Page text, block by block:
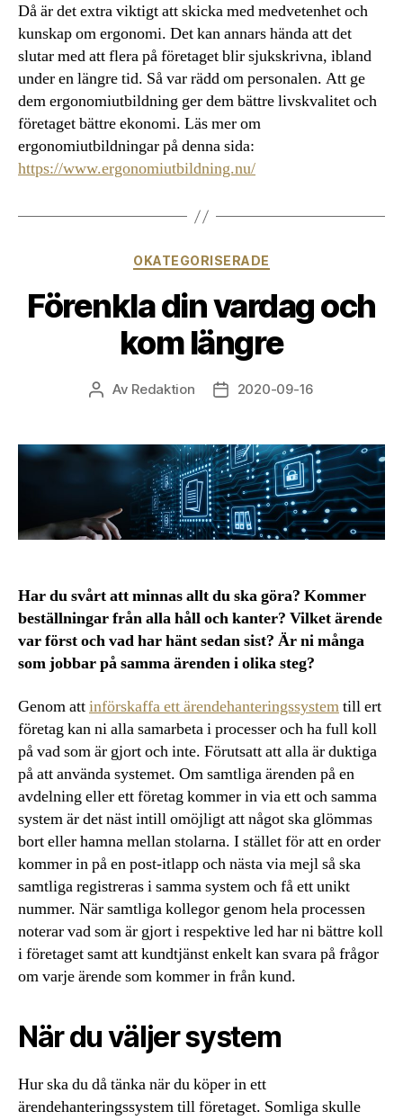
Då är det extra viktigt att skicka med medvetenhet och
kunskap om ergonomi. Det kan annars hända att det
slutar med att flera på företaget blir sjukskrivna, ibland
under en längre tid. Så var rädd om personalen. Att ge
dem ergonomiutbildning ger dem bättre livskvalitet och
företaget bättre ekonomi. Läs mer om
ergonomiutbildningar på denna sida:
https://www.ergonomiutbildning.nu/
Kategorier
OKATEGORISERADE
Förenkla din vardag och
kom längre
Inläggsförfattare
Av Redaktion Inläggsdatum
2020-09-16
Har du svårt att minnas allt du ska göra? Kommer
beställningar från alla håll och kanter? Vilket ärende
var först och vad har hänt sedan sist? Är ni många
som jobbar på samma ärenden i olika steg?
Genom attinförskaffa ett ärendehanteringssystemtill ert
företag kan ni alla samarbeta i processer och ha full koll
på vad som är gjort och inte. Förutsatt att alla är duktiga
på att använda systemet. Om samtliga ärenden på en
avdelning eller ett företag kommer in via ett och samma
system är det näst intill omöjligt att något ska glömmas
bort eller hamna mellan stolarna. I stället för att en order
kommer in på en post-itlapp och nästa via mejl så ska
samtliga registreras i samma system och få ett unikt
nummer. När samtliga kollegor genom hela processen
noterar vad som är gjort i respektive led har ni bättre koll
i företaget samt att kundtjänst enkelt kan svara på frågor
om varje ärende som kommer in från kund.
När du väljer system
Hur ska du då tänka när du köper in ett
ärendehanteringssystem till företaget. Somliga skulle